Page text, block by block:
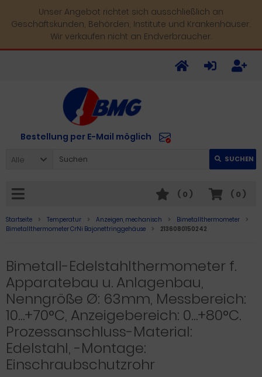
Unser Angebot richtet sich ausschließlich an
Geschäftskunden, Behörden, Institute und Krankenhäuser.
Wir verkaufen nicht an Endverbraucher.
Bestellung per E-Mail möglich
Alle SUCHEN
( 0 )
( 0 )
Startseite Temperatur Anzeigen, mechanisch
Bimetallthermometer
Bimetallthermometer CrNi Bajonettringgehäuse
2136080150242
Bimetall-Edelstahlthermometer f.
Apparatebau u. Anlagenbau,
Nenngröße Ø: 63mm, Messbereich:
10…+70°C, Anzeigebereich: 0…+80°C.
Prozessanschluss-Material:
Edelstahl, -Montage:
Einschraubschutzrohr